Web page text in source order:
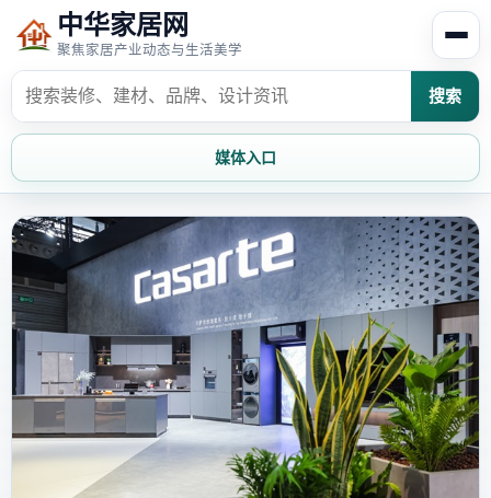
中华家居网
聚焦家居产业动态与生活美学
搜索
媒体入口
首页 家居资讯
家居风水 家居欣赏
时尚饰家 装修设计
家具知识 家居文化
创意家居